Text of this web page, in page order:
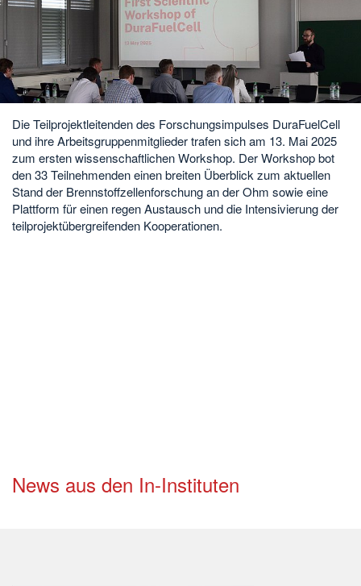
Die Teilprojektleitenden des Forschungsimpulses DuraFuelCell
und ihre Arbeitsgruppenmitglieder trafen sich am 13. Mai 2025
zum ersten wissenschaftlichen Workshop. Der Workshop bot
den 33 Teilnehmenden einen breiten Überblick zum aktuellen
Stand der Brennstoffzellenforschung an der Ohm sowie eine
Plattform für einen regen Austausch und die Intensivierung der
teilprojektübergreifenden Kooperationen.
News aus den In-Instituten